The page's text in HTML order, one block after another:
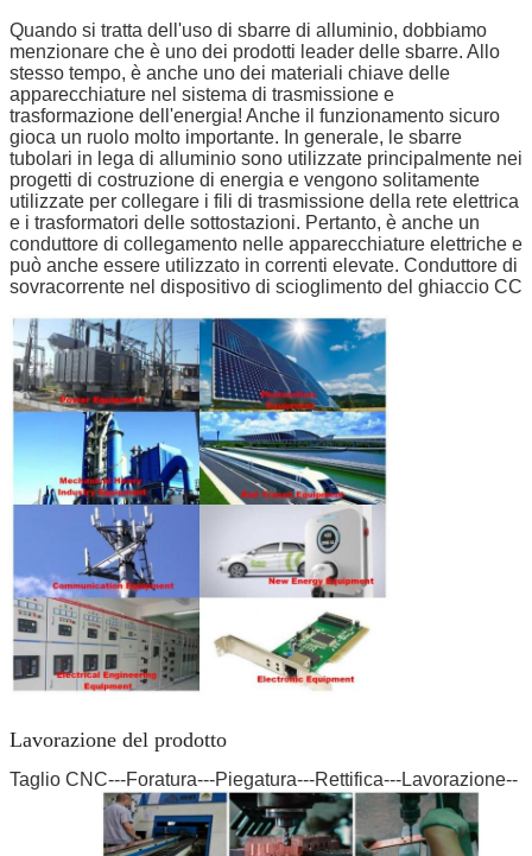
Quando si tratta dell'uso di sbarre di alluminio, dobbiamo
menzionare che è uno dei prodotti leader delle sbarre. Allo
stesso tempo, è anche uno dei materiali chiave delle
apparecchiature nel sistema di trasmissione e
trasformazione dell'energia! Anche il funzionamento sicuro
gioca un ruolo molto importante. In generale, le sbarre
tubolari in lega di alluminio sono utilizzate principalmente nei
progetti di costruzione di energia e vengono solitamente
utilizzate per collegare i fili di trasmissione della rete elettrica
e i trasformatori delle sottostazioni. Pertanto, è anche un
conduttore di collegamento nelle apparecchiature elettriche e
può anche essere utilizzato in correnti elevate. Conduttore di
sovracorrente nel dispositivo di scioglimento del ghiaccio CC
Lavorazione del prodotto
Taglio CNC---Foratura---Piegatura---Rettifica---Lavorazione--